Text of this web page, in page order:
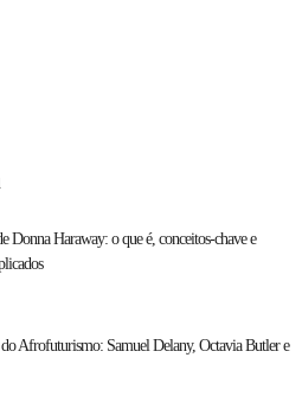
Donna Haraway: o que é, conceitos-chave e
Afrofuturismo: Samuel Delany, Octavia Butler e